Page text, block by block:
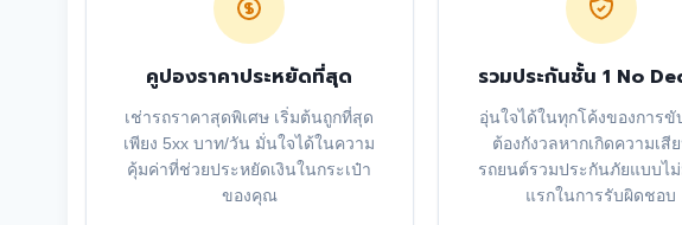
คูปองราคาประหยัดที่สุด
เช่ารถราคาสุดพิเศษ เริ่มต้นถูกที่สุด
เพียง 5xx บาท/วัน มั่นใจได้ในความ
คุ้มค่าที่ช่วยประหยัดเงินในกระเป๋า
ของคุณ
รวมประกันชั้น 1 No
อุ่นใจได้ในทุกโค้งของการขั
ต้องกังวลหากเกิดความเสี
รถยนต์รวมประกันภัยแบบไ
แรกในการรับผิดชอบ